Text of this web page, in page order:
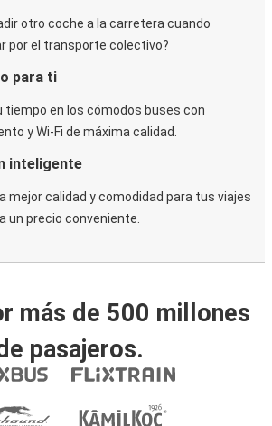
otro coche a la carretera cuando
por el transporte colectivo?
para ti
tiempo en los cómodos buses con
y Wi-Fi de máxima calidad.
inteligente
mejor calidad y comodidad para tus viajes
un precio conveniente.
más de 500 millones
pasajeros.